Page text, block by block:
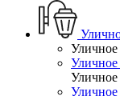
Уличное
Уличное
Уличное